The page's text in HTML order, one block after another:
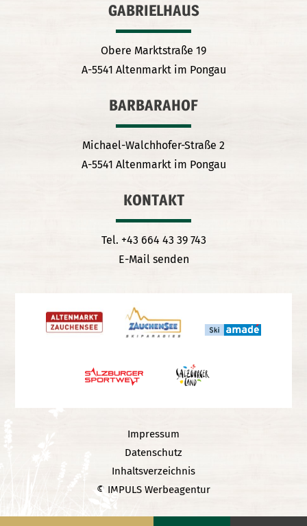
GABRIELHAUS
Obere Marktstraße 19
A-5541 Altenmarkt im Pongau
BARBARAHOF
Michael-Walchhofer-Straße 2
A-5541 Altenmarkt im Pongau
KONTAKT
Tel. +43 664 43 39 743
E-Mail senden
Impressum
Datenschutz
Inhaltsverzeichnis
© IMPULS Werbeagentur